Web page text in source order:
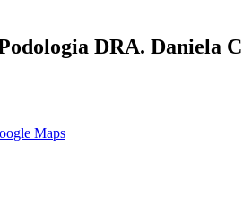
DRA. Daniela
Maps